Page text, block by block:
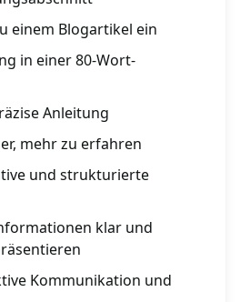
einem Blogartikel ein
in einer 80-Wort-
Anleitung
mehr zu erfahren
und strukturierte
klar und
Kommunikation und